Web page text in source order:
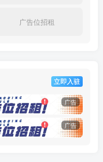
广告位招租
立即入驻
广告
广告